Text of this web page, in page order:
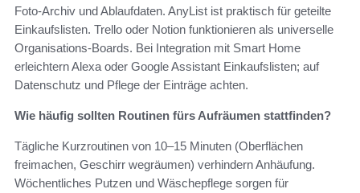
Foto-Archiv und Ablaufdaten. AnyList ist praktisch für geteilte
Einkaufslisten. Trello oder Notion funktionieren als universelle
Organisations-Boards. Bei Integration mit Smart Home
erleichtern Alexa oder Google Assistant Einkaufslisten; auf
Datenschutz und Pflege der Einträge achten.
Wie häufig sollten Routinen fürs Aufräumen stattfinden?
Tägliche Kurzroutinen von 10–15 Minuten (Oberflächen
freimachen, Geschirr wegräumen) verhindern Anhäufung.
Wöchentliches Putzen und Wäschepflege sorgen für